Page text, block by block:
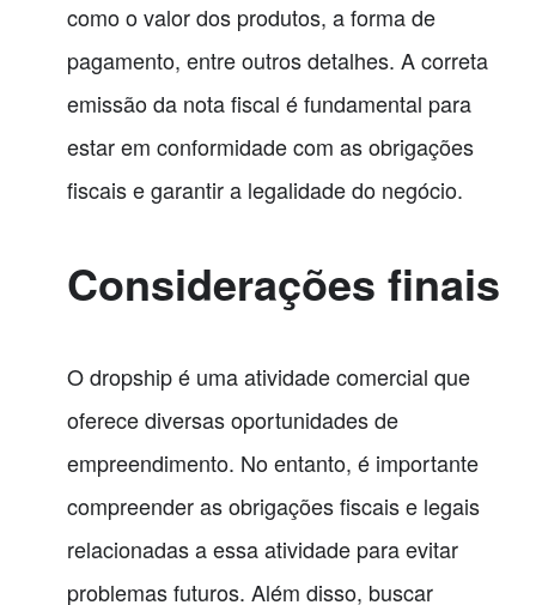
como o valor dos produtos, a forma de
pagamento, entre outros detalhes. A correta
emissão da nota fiscal é fundamental para
estar em conformidade com as obrigações
fiscais e garantir a legalidade do negócio.
Considerações finais
O dropship é uma atividade comercial que
oferece diversas oportunidades de
empreendimento. No entanto, é importante
compreender as obrigações fiscais e legais
relacionadas a essa atividade para evitar
problemas futuros. Além disso, buscar